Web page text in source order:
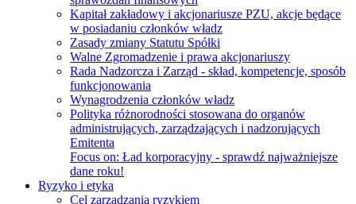
Kapitał zakładowy i akcjonariusze PZU, akcje będące
w posiadaniu członków władz
Zasady zmiany Statutu Spółki
Walne Zgromadzenie i prawa akcjonariuszy
Rada Nadzorcza i Zarząd - skład, kompetencje, sposób
funkcjonowania
Wynagrodzenia członków władz
Polityka różnorodności stosowana do organów
administrujących, zarządzających i nadzorujących
Emitenta
Focus on: Ład korporacyjny - sprawdź najważniejsze
dane roku!
Ryzyko i etyka
Cel zarządzania ryzykiem